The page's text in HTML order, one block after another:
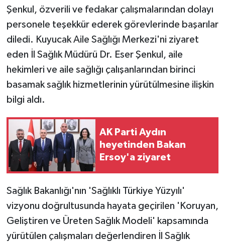
Şenkul, özverili ve fedakar çalışmalarından dolayı
personele teşekkür ederek görevlerinde başarılar
diledi. Kuyucak Aile Sağlığı Merkezi'ni ziyaret
eden İl Sağlık Müdürü Dr. Eser Şenkul, aile
hekimleri ve aile sağlığı çalışanlarından birinci
basamak sağlık hizmetlerinin yürütülmesine ilişkin
bilgi aldı.
AK Parti Aydın
heyetinden Bakan
Ersoy'a ziyaret
Sağlık Bakanlığı'nın 'Sağlıklı Türkiye Yüzyılı'
vizyonu doğrultusunda hayata geçirilen 'Koruyan,
Geliştiren ve Üreten Sağlık Modeli' kapsamında
yürütülen çalışmaları değerlendiren İl Sağlık